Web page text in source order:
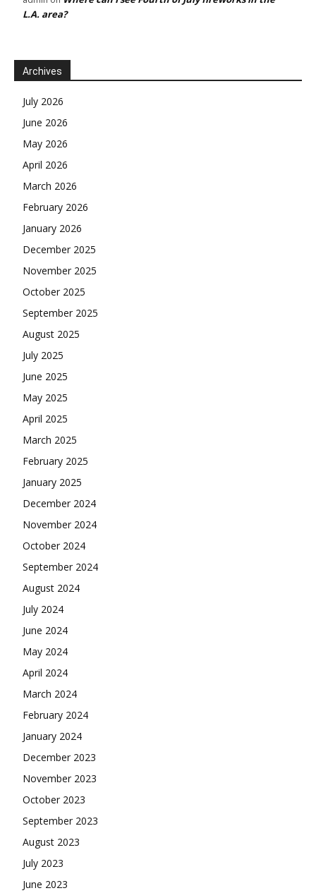
L.A. area?
Archives
July 2026
June 2026
May 2026
April 2026
March 2026
February 2026
January 2026
December 2025
November 2025
October 2025
September 2025
August 2025
July 2025
June 2025
May 2025
April 2025
March 2025
February 2025
January 2025
December 2024
November 2024
October 2024
September 2024
August 2024
July 2024
June 2024
May 2024
April 2024
March 2024
February 2024
January 2024
December 2023
November 2023
October 2023
September 2023
August 2023
July 2023
June 2023